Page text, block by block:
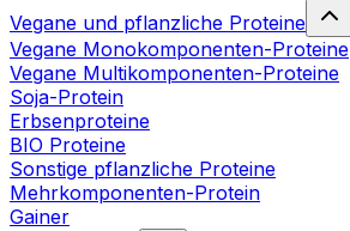
Vegane und pflanzliche Proteine
Vegane Monokomponenten-Proteine
Vegane Multikomponenten-Proteine
Soja-Protein
Erbsenproteine
BIO Proteine
Sonstige pflanzliche Proteine
Mehrkomponenten-Protein
Gainer